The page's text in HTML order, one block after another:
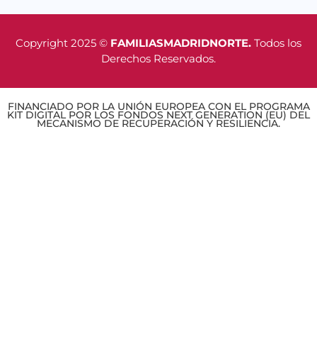
Copyright 2025 © FAMILIASMADRIDNORTE. Todos los
Derechos Reservados.
FINANCIADO POR LA UNIÓN EUROPEA CON EL PROGRAMA
KIT DIGITAL POR LOS FONDOS NEXT GENERATION (EU) DEL
MECANISMO DE RECUPERACIÓN Y RESILIENCIA.